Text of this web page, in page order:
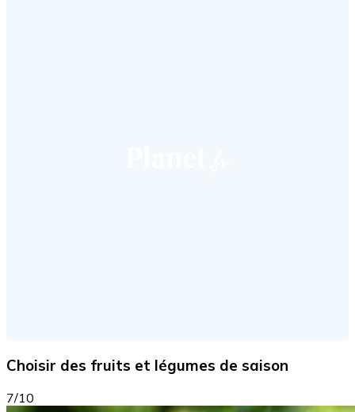
Choisir des fruits et légumes de saison
7/10